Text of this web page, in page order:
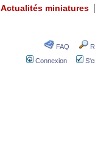
Actualités miniatures
FAQ
Connexion